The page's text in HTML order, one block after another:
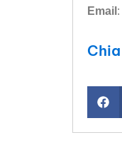
Email :